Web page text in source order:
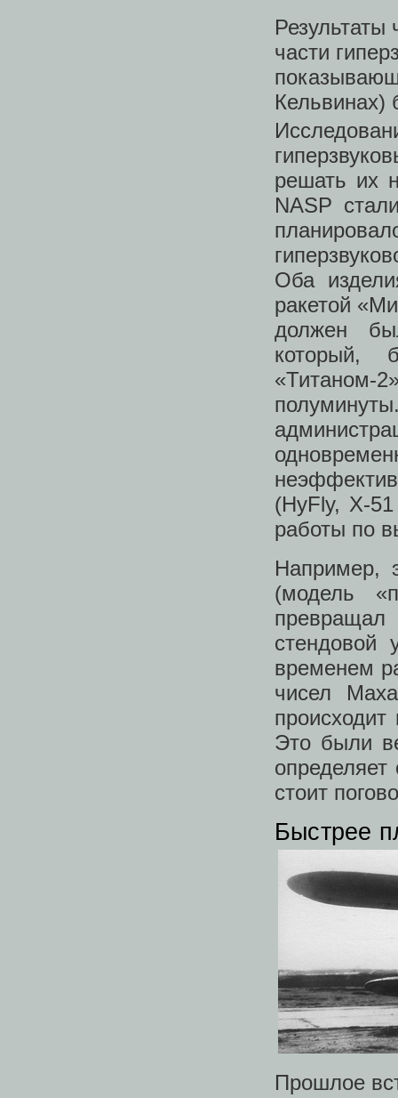
Результаты
части
решать их
NASP
Оба
ракетой
должен
который,
«Титаном-
(HyFly, X-
работы по
Например,
(модель
превращал
стендовой
временем
чисел
происходит
Это были
стоит
Быстрее
Прошлое